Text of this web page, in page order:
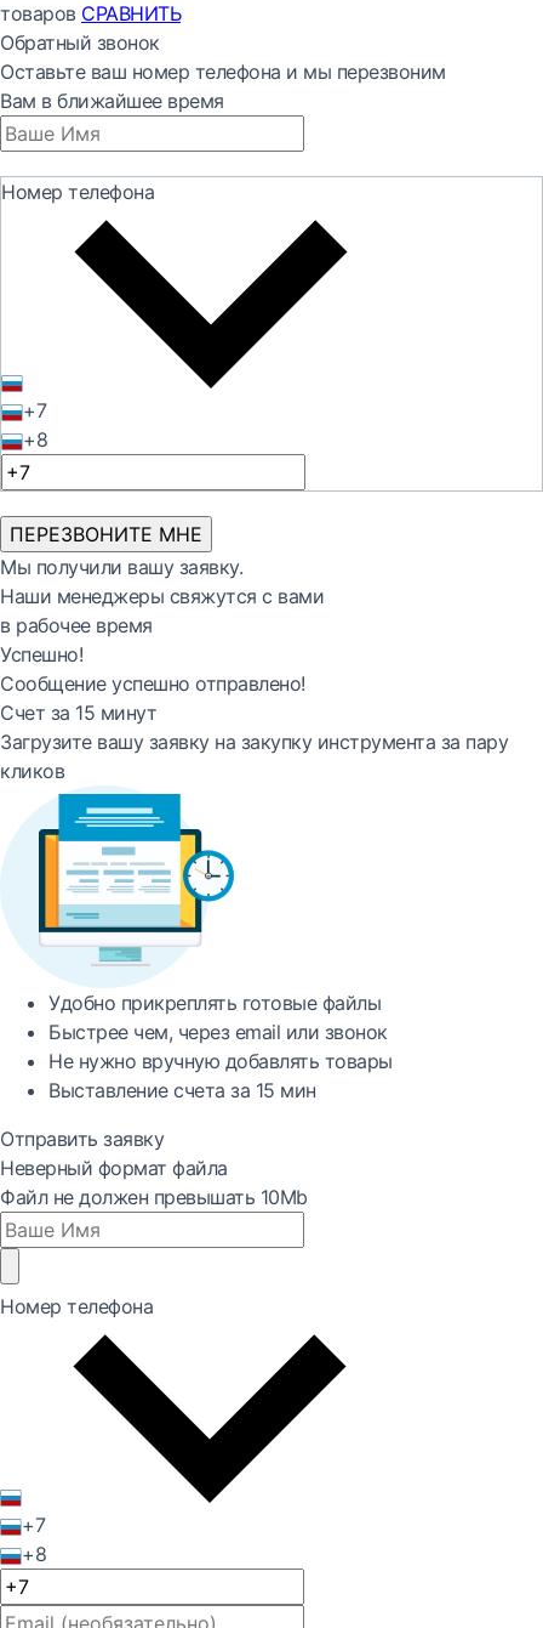
товаров СРАВНИТЬ
Обратный звонок
Оставьте ваш номер телефона и мы перезвоним
Вам в ближайшее время
Номер телефона
+7
+8
ПЕРЕЗВОНИТЕ МНЕ
Мы получили вашу заявку.
Наши менеджеры свяжутся с вами
в рабочее время
Успешно!
Сообщение успешно отправлено!
Счет за 15 минут
Загрузите вашу заявку на закупку инструмента за пару
кликов
Удобно прикреплять готовые файлы
Быстреечем, через email или звонок
Не нужно вручную добавлять товары
Выставление счета за 15 мин
Отправить заявку
Неверный формат файла
Файл не должен превышать 10Mb
Номер телефона
+7
+8